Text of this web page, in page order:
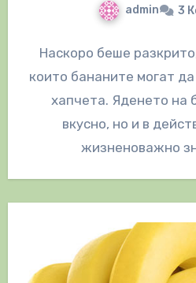
admin 3
Наскоро беше
които бананите могат
хапчета. Яденето на
вкусно, но и в
жизненоважно